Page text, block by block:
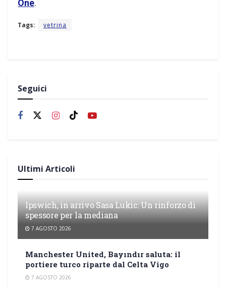
One.
Tags: vetrina
Seguici
Ultimi Articoli
Ipswich, in arrivo Sasa Lukic: Un rinforzo di
spessore per la mediana
7 AGOSTO 2026
Manchester United, Bayındır saluta: il
portiere turco riparte dal Celta Vigo
7 AGOSTO 2026